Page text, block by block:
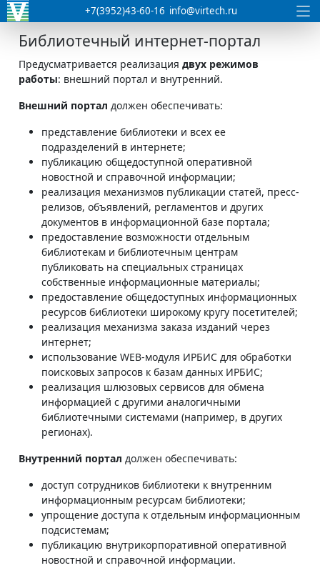
+7(3952)43-60-16 info@virtech.ru
Библиотечный интернет-портал
Предусматривается реализация двух режимов
работы: внешний портал и внутренний.
Внешний портал должен обеспечивать:
представление библиотеки и всех ее
подразделений в интернете;
публикацию общедоступной оперативной
новостной и справочной информации;
реализация механизмов публикации статей, пресс-
релизов, объявлений, регламентов и других
документов в информационной базе портала;
предоставление возможности отдельным
библиотекам и библиотечным центрам
публиковать на специальных страницах
собственные информационные материалы;
предоставление общедоступных информационных
ресурсов библиотеки широкому кругу посетителей;
реализация механизма заказа изданий через
интернет;
использование WEB-модуля ИРБИС для обработки
поисковых запросов к базам данных ИРБИС;
реализация шлюзовых сервисов для обмена
информацией с другими аналогичными
библиотечными системами (например, в других
регионах).
Внутренний портал должен обеспечивать:
доступ сотрудников библиотеки к внутренним
информационным ресурсам библиотеки;
упрощение доступа к отдельным информационным
подсистемам;
публикацию внутрикорпоративной оперативной
новостной и справочной информации.